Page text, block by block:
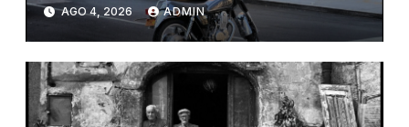
AGO 4, 2026 ADMIN